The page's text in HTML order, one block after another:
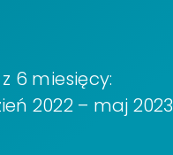
6 miesięcy:
2022 – maj 2023